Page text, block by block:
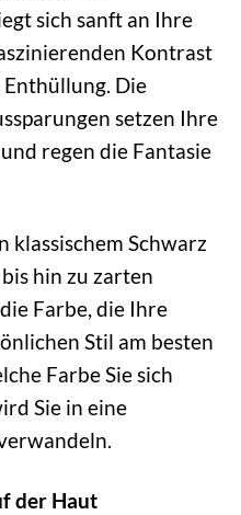
sich sanft an Ihre
Kontrast
Die
setzen Ihre
regen die Fantasie
klassischem Schwarz
hin zu zarten
Farbe, die Ihre
Stil am besten
Farbe Sie sich
Sie in eine
der Haut